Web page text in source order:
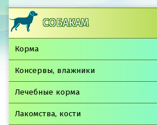
СОБАКАМ
Корма
Консервы, влажники
Лечебные корма
Лакомства, кости